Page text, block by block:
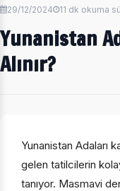
29/12/2024 11 dk okuma
Yunanistan
Alınır?
Yunanistan Adaları
gelen tatilcilerin
tanıyor. Masmavi